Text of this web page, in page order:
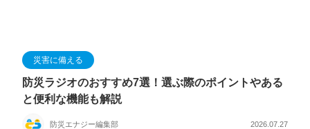
災害に備える
防災ラジオのおすすめ7選！選ぶ際のポイントやある
と便利な機能も解説
防災エナジー編集部 2026.07.27